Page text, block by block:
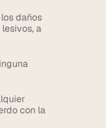
daños
a
con la